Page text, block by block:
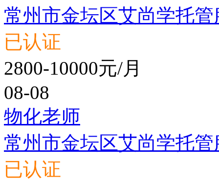
常州市金坛区艾尚学托
已认证
2800-10000元/月
08-08
物化老师
常州市金坛区艾尚学托
已认证